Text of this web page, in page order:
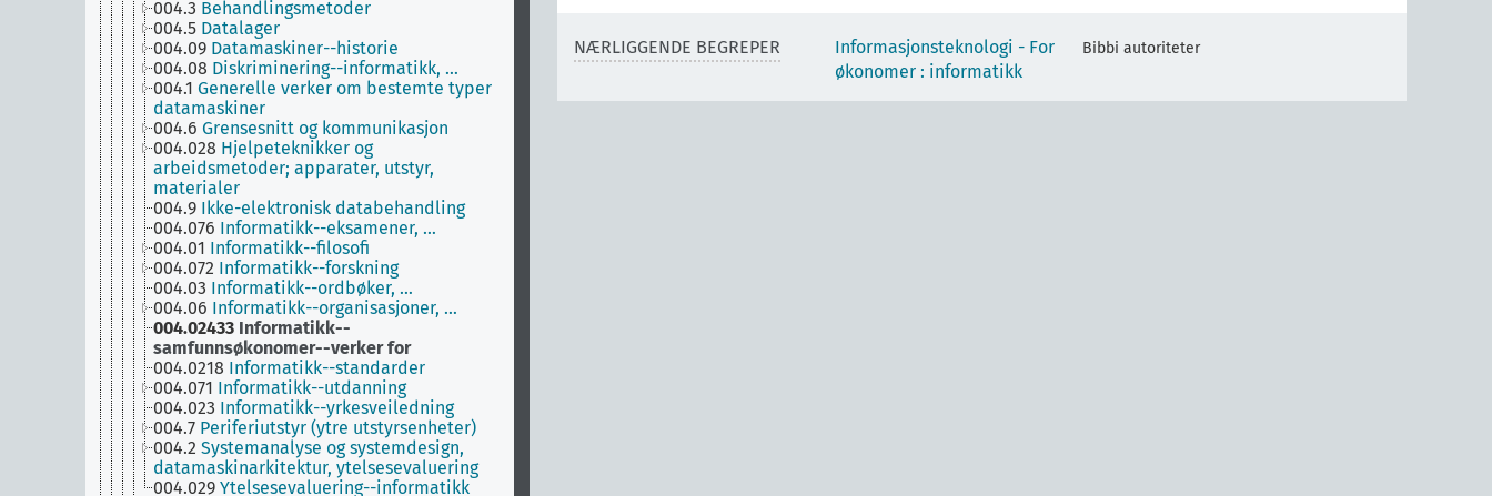
004.3 Behandlingsmetoder
004.5 Datalager
004.09 Datamaskiner--historie
004.08 Diskriminering--informatikk, …
004.1 Generelle verker om bestemte typer
datamaskiner
004.6 Grensesnitt og kommunikasjon
004.028 Hjelpeteknikker og
arbeidsmetoder; apparater, utstyr,
materialer
004.9 Ikke-elektronisk databehandling
004.076 Informatikk--eksamener, …
004.01 Informatikk--filosofi
004.072 Informatikk--forskning
004.03 Informatikk--ordbøker, …
004.06 Informatikk--organisasjoner, …
004.02433 Informatikk--
samfunnsøkonomer--verker for
004.0218 Informatikk--standarder
004.071 Informatikk--utdanning
004.023 Informatikk--yrkesveiledning
004.7 Periferiutstyr (ytre utstyrsenheter)
004.2 Systemanalyse og systemdesign,
datamaskinarkitektur, ytelsesevaluering
004.029 Ytelsesevaluering--informatikk
NÆRLIGGENDE BEGREPER
Informasjonsteknologi - For
økonomer : informatikk
Bibbi autoriteter